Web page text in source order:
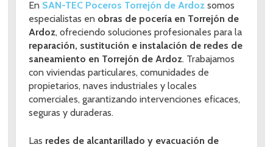
En SAN-TEC Poceros Torrejón de Ardoz somos
especialistas en obras de pocería en Torrejón de
Ardoz, ofreciendo soluciones profesionales para la
reparación, sustitución e instalación de redes de
saneamiento en Torrejón de Ardoz. Trabajamos
con viviendas particulares, comunidades de
propietarios, naves industriales y locales
comerciales, garantizando intervenciones eficaces,
seguras y duraderas.
Las redes de alcantarillado y evacuación de